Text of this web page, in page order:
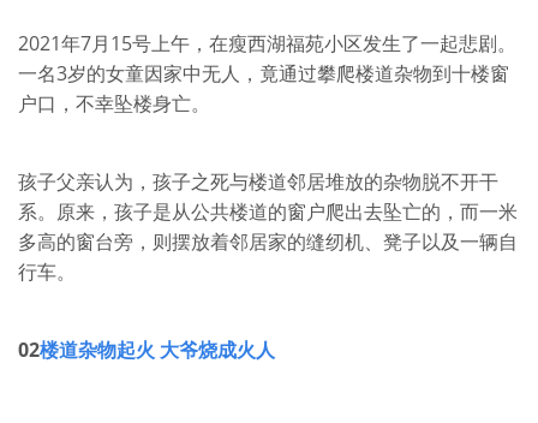
2021年7月15号上午，在瘦西湖福苑小区发生了一起悲剧。
一名3岁的女童因家中无人，竟通过攀爬楼道杂物到十楼窗
户口，不幸坠楼身亡。
孩子父亲认为，孩子之死与楼道邻居堆放的杂物脱不开干
系。原来，孩子是从公共楼道的窗户爬出去坠亡的，而一米
多高的窗台旁，则摆放着邻居家的缝纫机、凳子以及一辆自
行车。
02楼道杂物起火 大爷烧成火人